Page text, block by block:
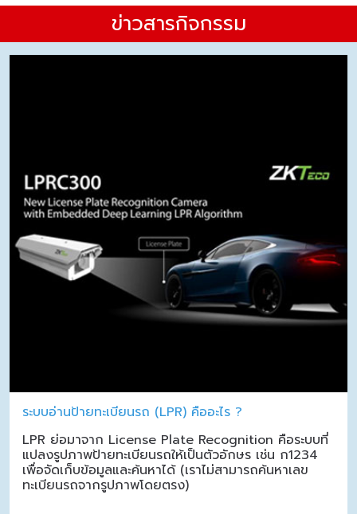
ข่าวสารกิจกรรม
ระบบอ่านป้ายทะเบียนรถ (LPR) คืออะไร ?
LPR ย่อมาจาก License Plate Recognition คือระบบที่
แปลงรูปภาพป้ายทะเบียนรถให้เป็นตัวอักษร เช่น ก1234
เพื่อจัดเก็บข้อมูลและค้นหาได้ (เราไม่สามารถค้นหาเลข
ทะเบียนรถจากรูปภาพโดยตรง)